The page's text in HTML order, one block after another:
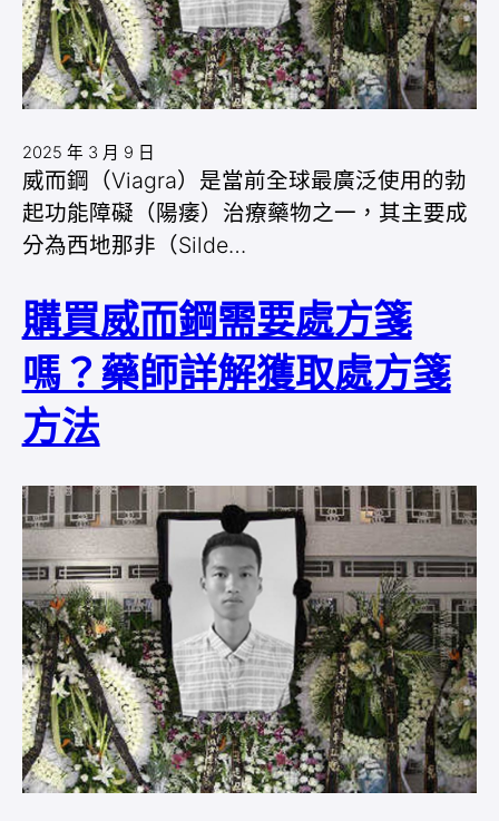
2025 年 3 月 9 日
威而鋼（Viagra）是當前全球最廣泛使用的勃
起功能障礙（陽痿）治療藥物之一，其主要成
分為西地那非（Silde…
購買威而鋼需要處方箋
嗎？藥師詳解獲取處方箋
方法